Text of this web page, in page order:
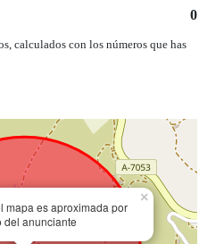
0
calculados con los números que has
mapa es aproximada por
del anunciante
×